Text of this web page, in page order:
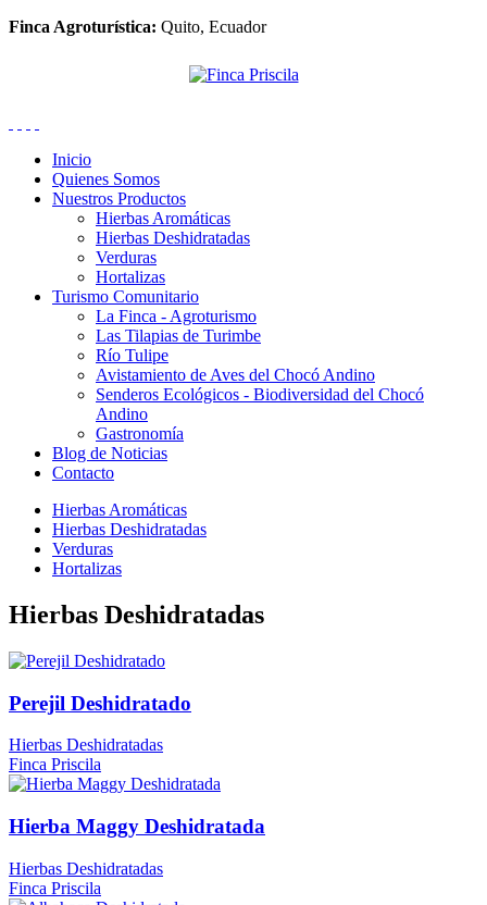
Finca Agroturística: Quito, Ecuador
Inicio
Quienes Somos
Nuestros Productos
Hierbas Aromáticas
Hierbas Deshidratadas
Verduras
Hortalizas
Turismo Comunitario
La Finca - Agroturismo
Las Tilapias de Turimbe
Río Tulipe
Avistamiento de Aves del Chocó Andino
Senderos Ecológicos - Biodiversidad del Chocó
Andino
Gastronomía
Blog de Noticias
Contacto
Hierbas Aromáticas
Hierbas Deshidratadas
Verduras
Hortalizas
Hierbas Deshidratadas
Perejil Deshidratado
Hierbas Deshidratadas
Finca Priscila
Hierba Maggy Deshidratada
Hierbas Deshidratadas
Finca Priscila